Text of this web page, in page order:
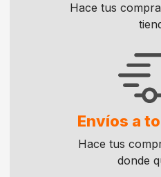
Hace tus
Envíos a
Hace tus
donde